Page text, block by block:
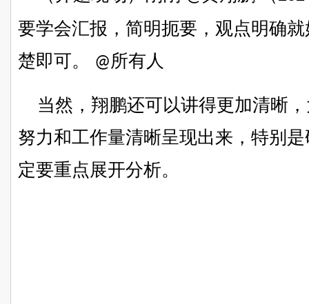
要学会汇报，简明扼要，观点明确
楚即可。
@所有人
当然，翔鹏还可以讲得更加清晰
努力和工作量清晰呈现出来 ，特别是
定要重点展开分析。